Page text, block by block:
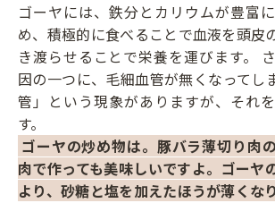
ゴーヤには、鉄分とカリウムが豊富
め、積極的に食べることで血液を頭皮
き渡らせることで栄養を運びます。
因の一つに、毛細血管が無くなってし
管」という現象がありますが、それ
す。
ゴーヤの炒め物は。豚バラ薄切り肉
肉で作っても美味しいですよ。ゴーヤ
より、砂糖と塩を加えたほうが薄くなり